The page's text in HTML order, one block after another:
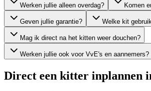
Werken jullie alleen overdag? Komen
Geven jullie garantie? Welke kit
Mag ik direct na het kitten weer douchen?
Werken jullie ook voor VvE's en aannemers?
Direct een kitter inplannen